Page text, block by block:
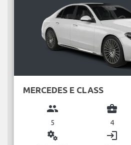
MERCEDES E CLASS
group
5
business_center
4
miscellaneous_services login